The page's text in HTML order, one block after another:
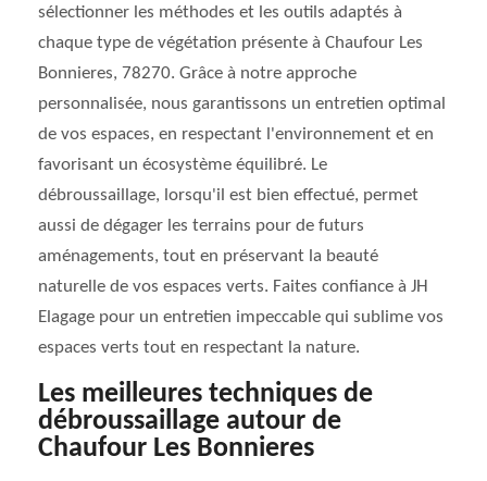
sélectionner les méthodes et les outils adaptés à
chaque type de végétation présente à Chaufour Les
Bonnieres, 78270. Grâce à notre approche
personnalisée, nous garantissons un entretien optimal
de vos espaces, en respectant l'environnement et en
favorisant un écosystème équilibré. Le
débroussaillage, lorsqu'il est bien effectué, permet
aussi de dégager les terrains pour de futurs
aménagements, tout en préservant la beauté
naturelle de vos espaces verts. Faites confiance à JH
Elagage pour un entretien impeccable qui sublime vos
espaces verts tout en respectant la nature.
Les meilleures techniques de
débroussaillage autour de
Chaufour Les Bonnieres